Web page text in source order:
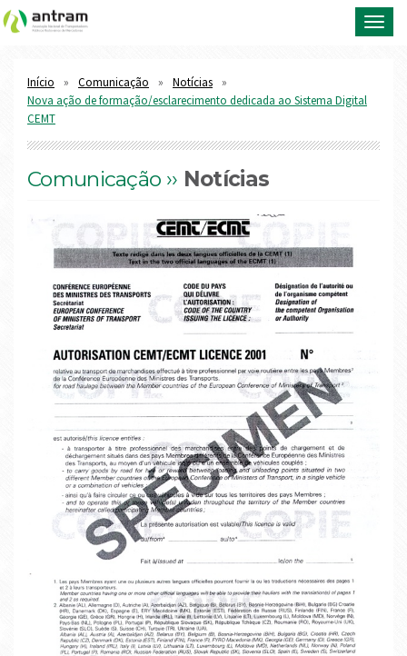
Início Comunicação
Notícias
Nova ação de formação/esclarecimento dedicada ao Sistema Digital
CEMT
Comunicação ›› Notícias